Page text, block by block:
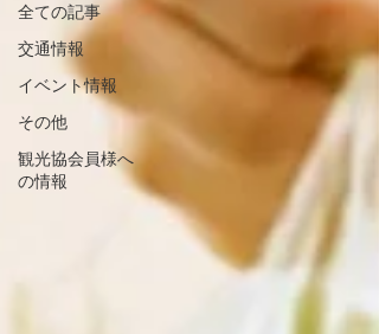
全ての記事
交通情報
イベント情報
その他
観光協会員様へ
の情報